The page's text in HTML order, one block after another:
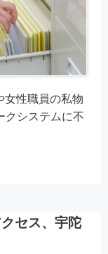
女性職員の私物
クシステムに不
セス、宇陀